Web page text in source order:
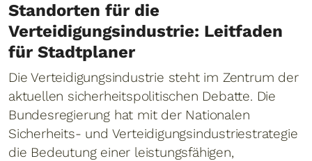
Standorten für die
Verteidigungsindustrie: Leitfaden
für Stadtplaner
Die Verteidigungsindustrie steht im Zentrum der
aktuellen sicherheitspolitischen Debatte. Die
Bundesregierung hat mit der Nationalen
Sicherheits- und Verteidigungsindustriestrategie
die Bedeutung einer leistungsfähigen,